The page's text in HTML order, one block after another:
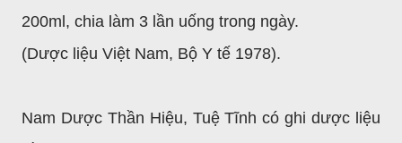
200ml, chia làm 3 lần uống trong ngày.
(Dược liệu Việt Nam, Bộ Y tế 1978).
Nam Dược Thần Hiệu, Tuệ Tĩnh có ghi dược liệu